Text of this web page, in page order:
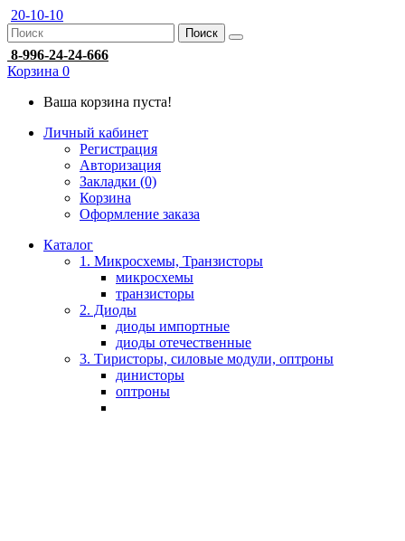
20-10-10
Поиск
8-996-24-24-666
Корзина 0
Ваша корзина пуста!
Личный кабинет
Регистрация
Авторизация
Закладки (0)
Корзина
Оформление заказа
Каталог
1. Микросхемы, Транзисторы
микросхемы
транзисторы
2. Диоды
диоды импортные
диоды отечественные
3. Тиристоры, силовые модули, оптроны
динисторы
оптроны